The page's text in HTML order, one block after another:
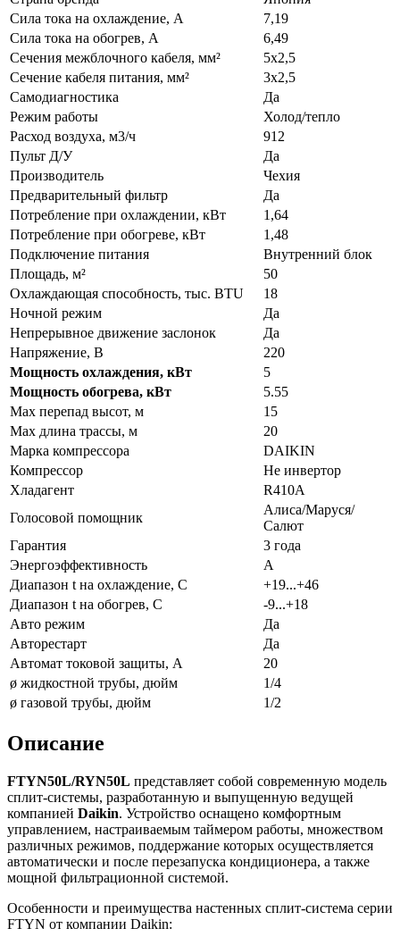
Сила тока на охлаждение, А
7,19
Сила тока на обогрев, А
6,49
Сечения межблочного кабеля, мм²
5х2,5
Сечение кабеля питания, мм²
3х2,5
Самодиагностика
Да
Режим работы
Холод/тепло
Расход воздуха, м3/ч
912
Пульт Д/У
Да
Производитель
Чехия
Предварительный фильтр
Да
Потребление при охлаждении, кВт
1,64
Потребление при обогреве, кВт
1,48
Подключение питания
Внутренний блок
Площадь, м²
50
Охлаждающая способность, тыс. BTU
18
Ночной режим
Да
Непрерывное движение заслонок
Да
Напряжение, В
220
Мощность охлаждения, кВт
5
Мощность обогрева, кВт
5.55
Max перепад высот, м
15
Max длина трассы, м
20
Марка компрессора
DAIKIN
Компрессор
Не инвертор
Хладагент
R410A
Голосовой помощник
Алиса/Маруся/
Салют
Гарантия
3 года
Энергоэффективность
A
Диапазон t на охлаждение, С
+19...+46
Диапазон t на обогрев, С
-9...+18
Авто режим
Да
Авторестарт
Да
Автомат токовой защиты, А
20
ø жидкостной трубы, дюйм
1/4
ø газовой трубы, дюйм
1/2
Описание
FTYN50L/RYN50L представляет собой современную модель
сплит-системы, разработанную и выпущенную ведущей
компанией Daikin. Устройство оснащено комфортным
управлением, настраиваемым таймером работы, множеством
различных режимов, поддержание которых осуществляется
автоматически и после перезапуска кондиционера, а также
мощной фильтрационной системой.
Особенности и преимущества настенных сплит-система серии
FTYN от компании Daikin: